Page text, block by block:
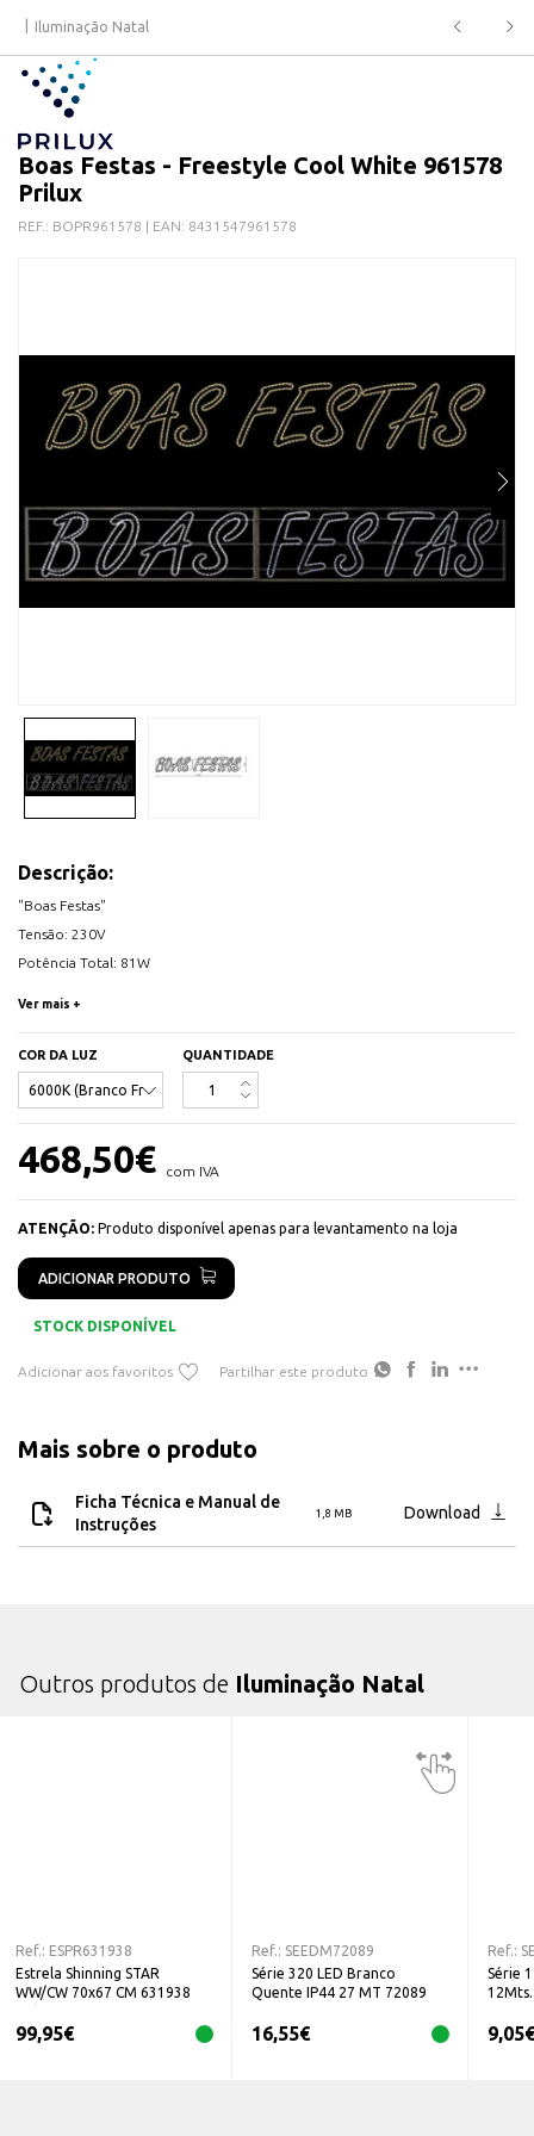
Iluminação Natal
Boas Festas - Freestyle Cool White 961578
Prilux
REF.: BOPR961578 | EAN: 8431547961578
Descrição:
"Boas Festas"
Tensão: 230V
Potência Total: 81W
Dimensões: 358,2 x 60,2 cm
Em estrutura de aluminio com perfil 25x25x2mm
Branco Quente - 385077
Ver mais +
COR DA LUZ QUANTIDADE
468,50€ com IVA
ATENÇÃO: Produto disponível apenas para levantamento na loja
ADICIONAR PRODUTO
STOCK DISPONÍVEL
Adicionar aos favoritos Partilhar este produto
Mais sobre o produto
Ficha Técnica e Manual de
Instruções
1,8 MB Download
Outros produtos de Iluminação Natal
Ref.: ESPR631938
Estrela Shinning STAR
WW/CW 70x67 CM 631938
99,95€
Ref.: SEEDM72089
Série 320 LED Branco
Quente IP44 27 MT 72089
16,55€
Ref.:
Série
9,05€